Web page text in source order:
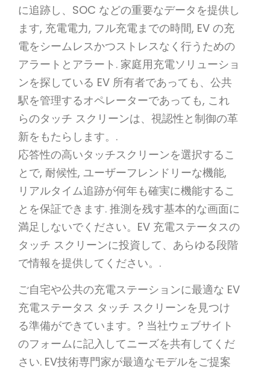
に追跡し、SOC などの重要なデータを提供し
ます, 充電電力, フル充電までの時間, EV の充
電をシームレスかつストレスなく行うための
アラートとアラート. 家庭用充電ソリューショ
ンを探している EV 所有者であっても、公共
駅を管理するオペレーターであっても, これ
らのタッチ スクリーンは、視認性と制御の革
新をもたらします。.
応答性の高いタッチスクリーンを選択するこ
とで, 耐候性, ユーザーフレンドリーな機能,
リアルタイム追跡が何年も確実に機能するこ
とを保証できます. 推測を残す基本的な画面に
満足しないでください。EV 充電ステータスの
タッチ スクリーンに投資して、あらゆる段階
で情報を提供してください。.
ご自宅や公共の充電ステーションに最適な EV
充電ステータス タッチ スクリーンを見つけ
る準備ができています。? 当社ウェブサイト
のフォームに記入してニーズを共有してくだ
さい. EV技術専門家が最適なモデルをご提案